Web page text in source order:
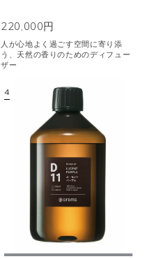
220,000円
人が心地よく過ごす空間に寄り添
う、天然の香りのためのディフュー
ザー